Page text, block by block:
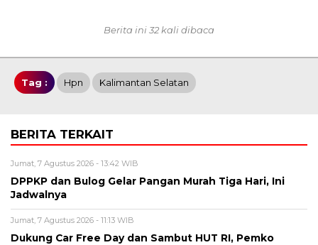
Berita ini 32 kali dibaca
Tag : Hpn Kalimantan Selatan
BERITA TERKAIT
Jumat, 7 Agustus 2026 - 13:42 WIB
DPPKP dan Bulog Gelar Pangan Murah Tiga Hari, Ini
Jadwalnya
Jumat, 7 Agustus 2026 - 11:13 WIB
Dukung Car Free Day dan Sambut HUT RI, Pemko